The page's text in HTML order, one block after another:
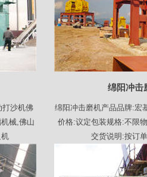
打沙机佛
械,佛山
绵阳冲击
绵阳冲击磨机产品品牌:宏
价格:议定包装规格:不限
交货说明:按订